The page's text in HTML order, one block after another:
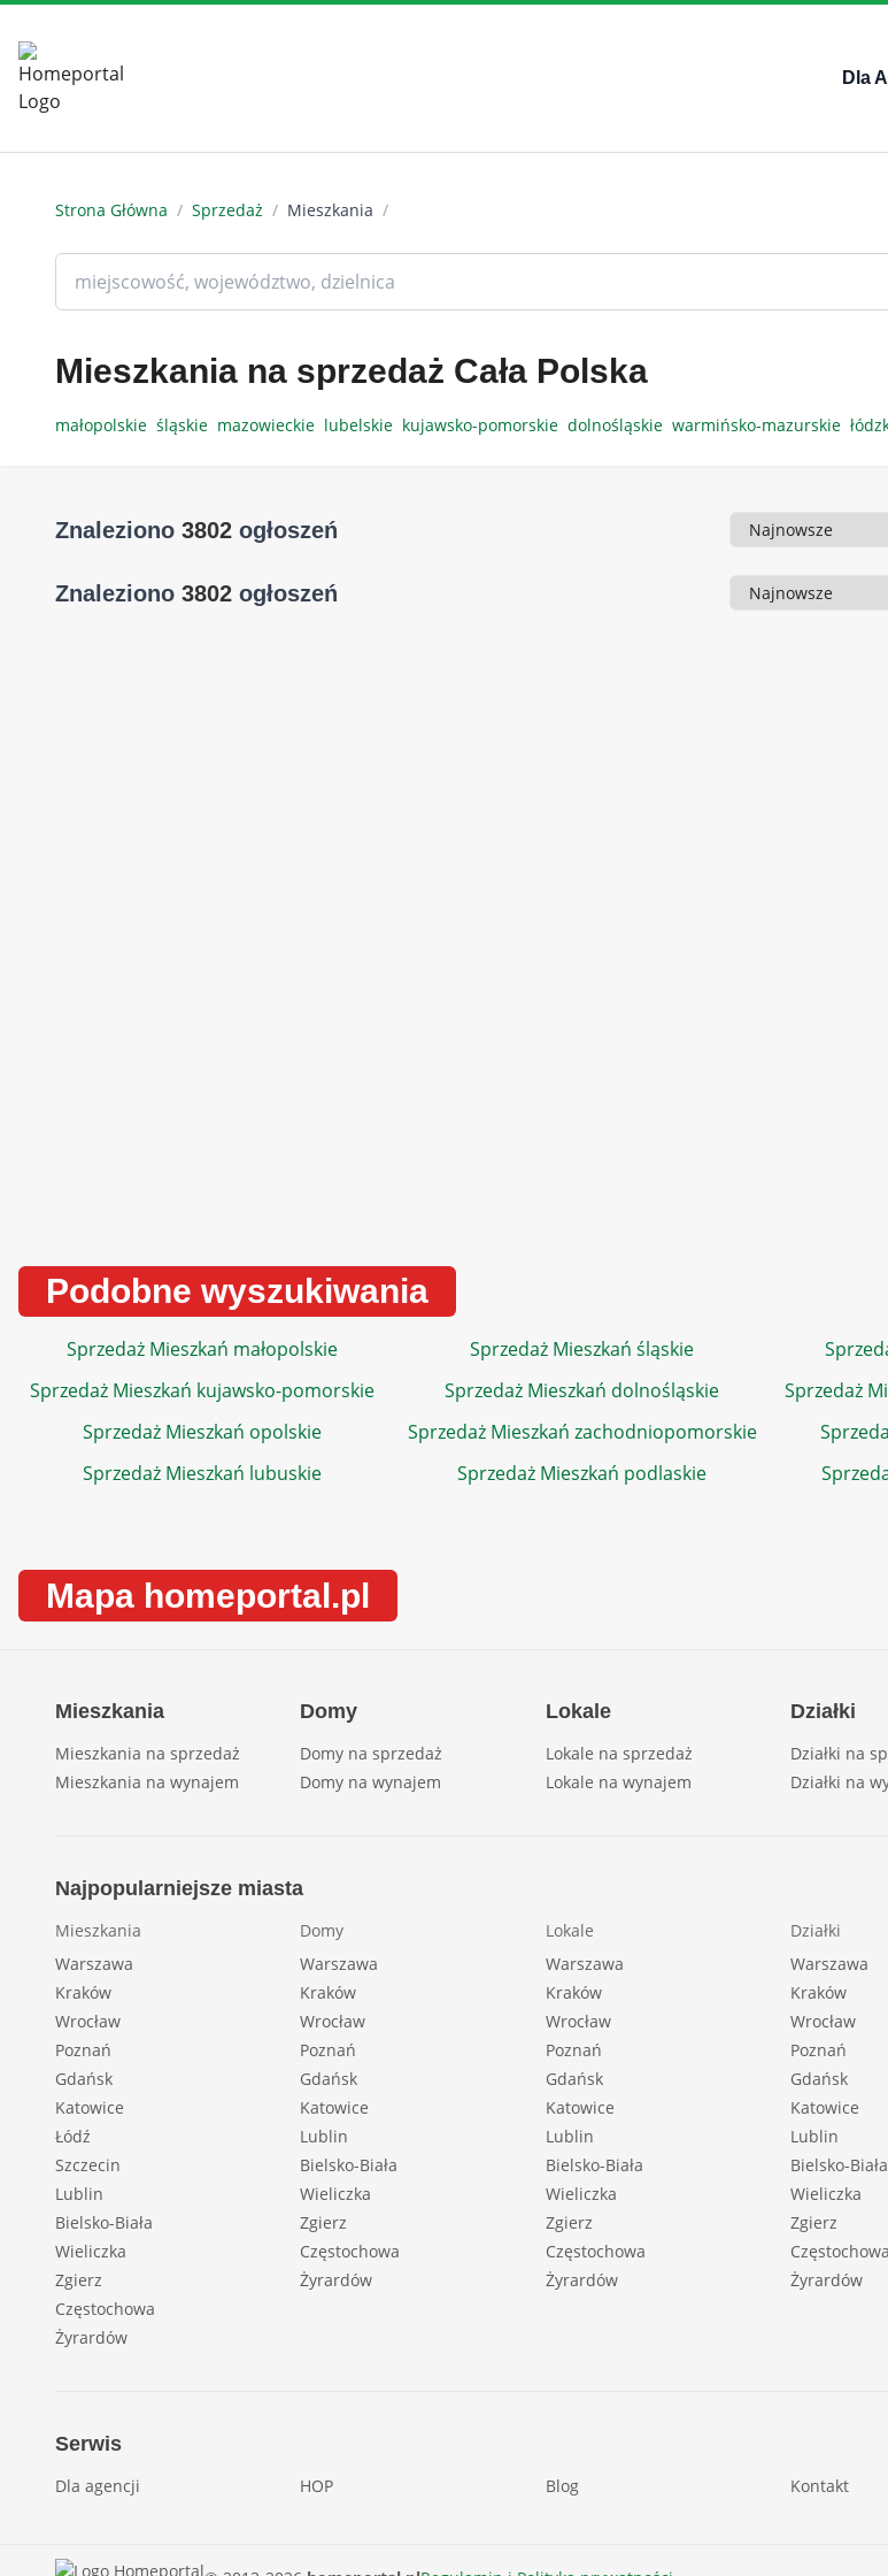
Dla
Strona Główna / Sprzedaż / Mieszkania /
Mieszkania na sprzedaż Cała Polska
małopolskie śląskie mazowieckie lubelskie kujawsko-pomorskie dolnośląskie warmińsko-mazurskie
Znaleziono 3802 ogłoszeń Sortowanie
Znaleziono 3802 ogłoszeń Sortowanie
Podobne wyszukiwania
Sprzedaż Mieszkań małopolskie Sprzedaż Mieszkań śląskie
Sprzedaż Mieszkań kujawsko-pomorskie
Sprzedaż Mieszkań dolnośląskie Sprzedaż
Sprzedaż Mieszkań opolskie
Sprzedaż Mieszkań zachodniopomorskie
Sprzedaż Mieszkań lubuskie
Sprzedaż Mieszkań podlaskie
Mapa homeportal.pl
Mieszkania
Mieszkania na sprzedaż
Mieszkania na wynajem
Domy
Domy na sprzedaż
Domy na wynajem
Lokale
Lokale na sprzedaż
Lokale na wynajem
Działki
Działki na
Działki na
Najpopularniejsze miasta
Mieszkania
Warszawa
Kraków
Wrocław
Poznań
Gdańsk
Katowice
Łódź
Szczecin
Lublin
Bielsko-Biała
Wieliczka
Zgierz
Częstochowa
Żyrardów
Domy
Warszawa
Kraków
Wrocław
Poznań
Gdańsk
Katowice
Lublin
Bielsko-Biała
Wieliczka
Zgierz
Częstochowa
Żyrardów
Lokale
Warszawa
Kraków
Wrocław
Poznań
Gdańsk
Katowice
Lublin
Bielsko-Biała
Wieliczka
Zgierz
Częstochowa
Żyrardów
Działki
Warszawa
Kraków
Wrocław
Poznań
Gdańsk
Katowice
Lublin
Bielsko-Biała
Wieliczka
Zgierz
Częstochowa
Żyrardów
Serwis
Dla agencji HOP Blog Kontakt